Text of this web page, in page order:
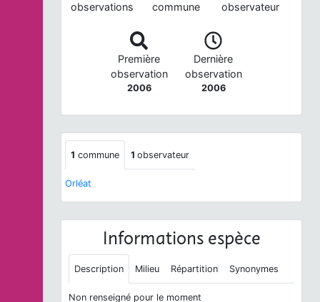
observations commune observateur
Première
observation
2006
Dernière
observation
2006
1 commune 1 observateur
Orléat
Informations espèce
Description Milieu Répartition Synonymes
Non renseigné pour le moment